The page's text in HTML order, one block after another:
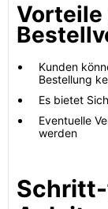
Vorteile
Kunden
Bestellung
Es bietet
Eventuelle
werden